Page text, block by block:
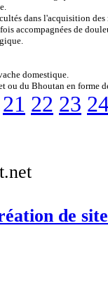
dans l'acquisition
accompagnées de
domestique.
ou du Bhoutan en forme
21 22 23
de